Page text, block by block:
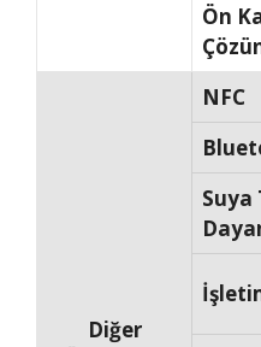
Ön
Diğer
NFC
Suya